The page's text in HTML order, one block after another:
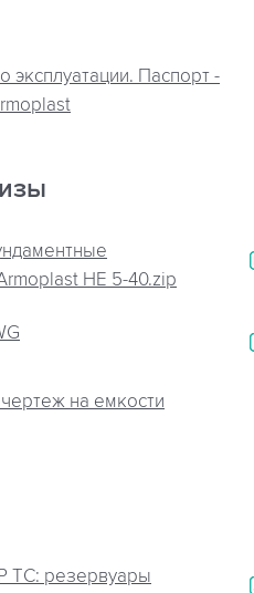
эксплуатации. Паспорт -
НЕ 5-40.zip
на емкости
ТС: резервуары